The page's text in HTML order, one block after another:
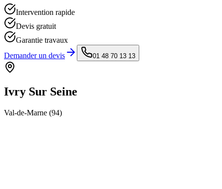
Intervention rapide
Devis gratuit
Garantie travaux
Demander un devis
01 48 70 13 13
Ivry Sur Seine
Val-de-Marne (94)